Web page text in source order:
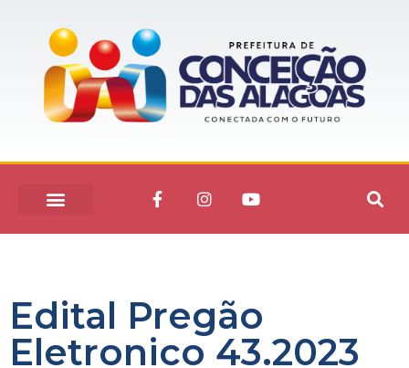
Edital Pregão
Eletronico 43.2023